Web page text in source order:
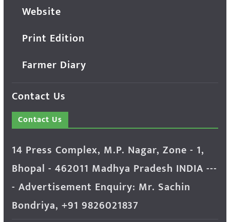
Website
Print Edition
Farmer Diary
Contact Us
Contact Us
14 Press Complex, M.P. Nagar, Zone - 1,
Bhopal - 462011 Madhya Pradesh INDIA ---
- Advertisement Enquiry: Mr. Sachin
Bondriya, +91 9826021837